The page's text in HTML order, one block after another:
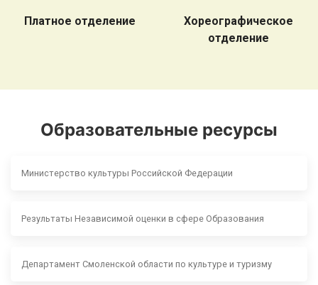
Платное отделение
Хореографическое
отделение
Образовательные ресурсы
Министерство культуры Российской Федерации
Результаты Независимой оценки в сфере Образования
Департамент Смоленской области по культуре и туризму